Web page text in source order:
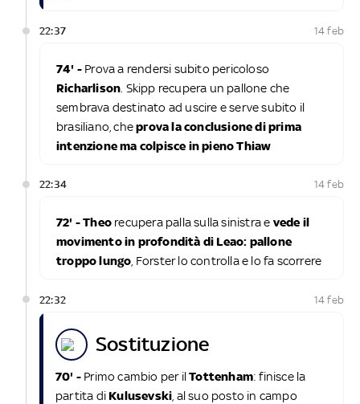
22:37 14 feb
74' - Prova a rendersi subito pericoloso
Richarlison . Skipp recupera un pallone che
sembrava destinato ad uscire e serve subito il
brasiliano, cheprova la conclusione di prima
intenzione ma colpisce in pieno Thiaw
22:34 14 feb
72' -Theo recupera palla sulla sinistra e vede il
movimento in profondità di Leao: pallone
troppo lungo , Forster lo controlla e lo fa scorrere
22:32 14 feb
sostituzione
70' - Primo cambio per ilTottenham: finisce la
partita di Kulusevski , al suo posto in campo